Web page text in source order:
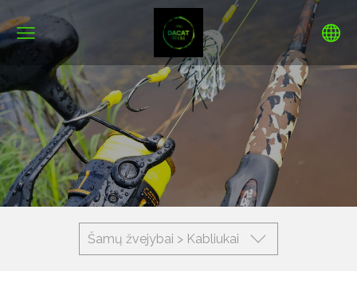
Šamų žvejybai > Kabliukai